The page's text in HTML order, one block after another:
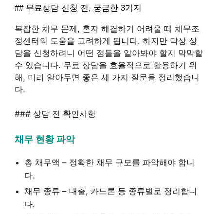
## 무료상담 신청 전, 궁금한 3가지
복잡한 채무 문제, 혼자 해결하기 어려울 때 채무조
정센터의 도움을 고려하게 됩니다. 하지만 막상 상
담을 신청하려니 어떤 점들을 알아봐야 할지 막막할
수 있습니다. 무료 상담을 효율적으로 활용하기 위
해, 미리 알아두면 좋은 세 가지 질문을 정리했습니
다.
### 상담 전 확인사항
채무 현황 파악
총 채무액 – 정확한 채무 규모를 파악해야 합니
다.
채무 종류 – 대출, 카드론 등 종류별로 정리합니
다.